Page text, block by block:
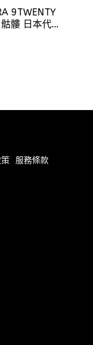
9TWENTY
髏 日本代
服務條款